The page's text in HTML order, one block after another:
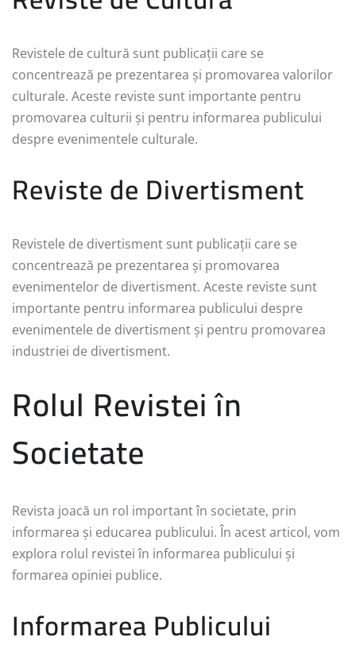
Revistele de cultură sunt publicații care se
concentrează pe prezentarea și promovarea valorilor
culturale. Aceste reviste sunt importante pentru
promovarea culturii și pentru informarea publicului
despre evenimentele culturale.
Reviste de Divertisment
Revistele de divertisment sunt publicații care se
concentrează pe prezentarea și promovarea
evenimentelor de divertisment. Aceste reviste sunt
importante pentru informarea publicului despre
evenimentele de divertisment și pentru promovarea
industriei de divertisment.
Rolul Revistei în
Societate
Revista joacă un rol important în societate, prin
informarea și educarea publicului. În acest articol, vom
explora rolul revistei în informarea publicului și
formarea opiniei publice.
Informarea Publicului